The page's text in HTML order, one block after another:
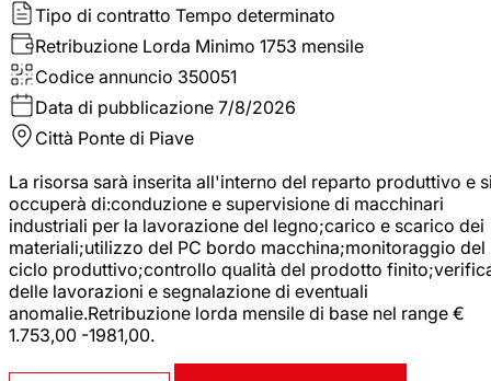
Tipo di contratto Tempo determinato
Retribuzione Lorda Minimo 1753 mensile
Codice annuncio 350051
Data di pubblicazione 7/8/2026
Città Ponte di Piave
La risorsa sarà inserita all'interno del reparto produttivo e
occuperà di:conduzione e supervisione di macchinari
industriali per la lavorazione del legno;carico e scarico dei
materiali;utilizzo del PC bordo macchina;monitoraggio del
ciclo produttivo;controllo qualità del prodotto
delle lavorazioni e segnalazione di eventuali
anomalie.Retribuzione lorda mensile di base nel range €
1.753,00 -1981,00.